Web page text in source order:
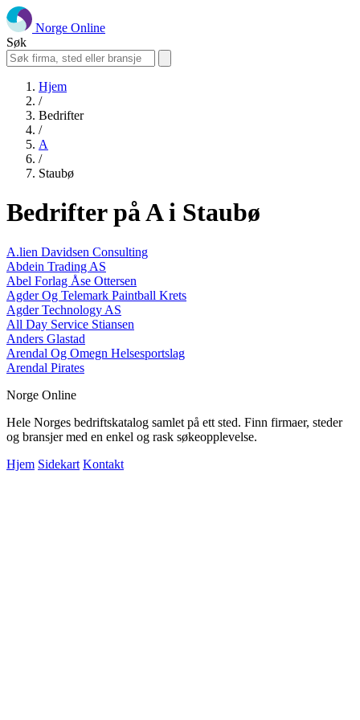
Norge Online
Søk
Hjem
/
Bedrifter
/
A
/
Staubø
Bedrifter på A i Staubø
A.lien Davidsen Consulting
Abdein Trading AS
Abel Forlag Åse Ottersen
Agder Og Telemark Paintball Krets
Agder Technology AS
All Day Service Stiansen
Anders Glastad
Arendal Og Omegn Helsesportslag
Arendal Pirates
Norge Online
Hele Norges bedriftskatalog samlet på ett sted. Finn firmaer, steder
og bransjer med en enkel og rask søkeopplevelse.
Hjem Sidekart Kontakt